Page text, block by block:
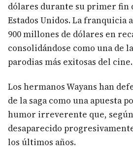
dólares durante su primer fin
Estados Unidos. La franquicia
900 millones de dólares en
consolidándose como una de
parodias más exitosas del cine.
Los hermanos Wayans han
de la saga como una apuesta
humor irreverente que,
desaparecido
los últimos años.